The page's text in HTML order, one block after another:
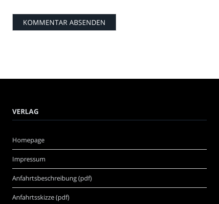
VERLAG
Homepage
Impressum
Anfahrtsbeschreibung (pdf)
Anfahrtsskizze (pdf)